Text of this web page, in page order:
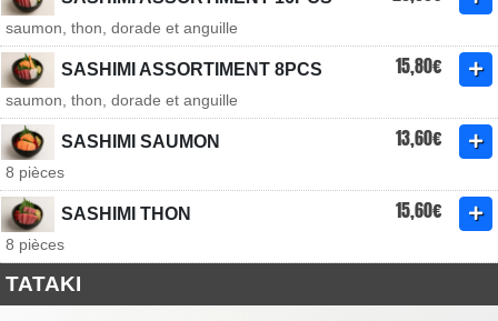
saumon, thon, dorade et anguille
SASHIMI ASSORTIMENT 8PCS 15,80€
saumon, thon, dorade et anguille
SASHIMI SAUMON 13,60€
8 pièces
SASHIMI THON 15,60€
8 pièces
TATAKI